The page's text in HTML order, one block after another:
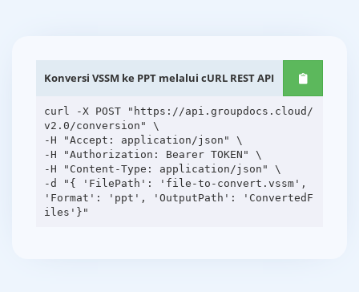
Konversi VSSM ke PPT melalui cURL REST API
curl -X POST "https://api.groupdocs.cloud/
v2.0/conversion" \
-H "Accept: application/json" \
-H "Authorization: Bearer TOKEN" \
-H "Content-Type: application/json" \
-d "{ 'FilePath': 'file-to-convert.vssm',
'Format': 'ppt', 'OutputPath': 'ConvertedF